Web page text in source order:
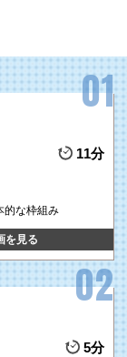
11分
的な枠組み
を見る
5分